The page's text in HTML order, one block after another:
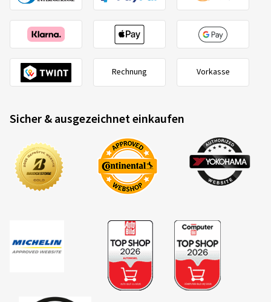
Rechnung Vorkasse
Sicher & ausgezeichnet einkaufen